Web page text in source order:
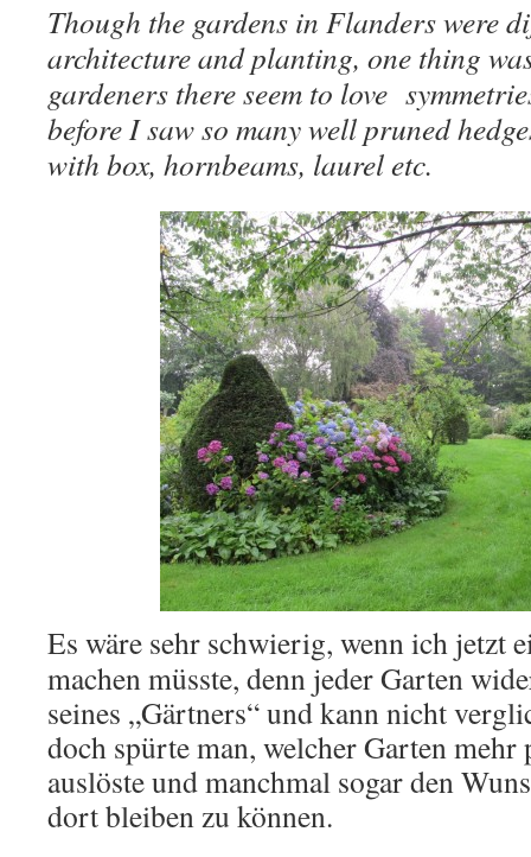
Though the gardens in Flanders were
architecture and planting, one thing
gardeners there seem to love
before I saw so many well pruned
with box, hornbeams, laurel etc.
Es wäre sehr schwierig, wenn ich jetzt
machen müsste, denn jeder Garten
seines „Gärtners“ und kann nicht
doch spürte man, welcher Garten
auslöste und manchmal sogar den
dort bleiben zu können.